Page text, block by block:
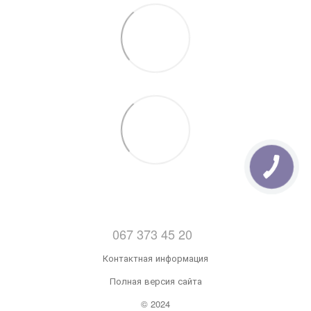
067 373 45 20
Контактная информация
Полная версия сайта
© 2024